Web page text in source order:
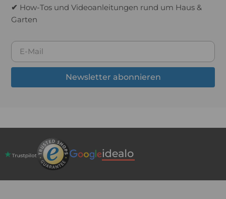
✔ How-Tos und Videoanleitungen rund um Haus &
Garten
Newsletter abonnieren